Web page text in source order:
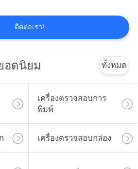
ติดต่อเรา!
อดนิยม ทั้งหมด
เครื่องตรวจสอบการ
พิมพ์
เครื่องตรวจสอบกล่อง